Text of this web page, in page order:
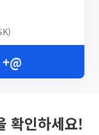
확인하세요!